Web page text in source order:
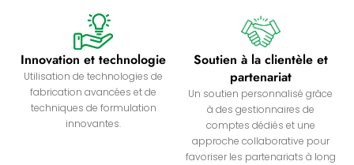
Innovation et technologie
Utilisation de technologies de
fabrication avancées et de
techniques de formulation
innovantes.
Soutien à la clientèle et
partenariat
Un soutien personnalisé grâce
à des gestionnaires de
comptes dédiés et une
approche collaborative pour
favoriser les partenariats à long